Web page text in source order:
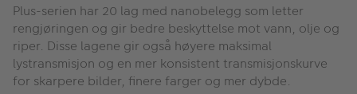
Plus-serien har 20 lag med nanobelegg som letter
rengjøringen og gir bedre beskyttelse mot vann, olje og
riper. Disse lagene gir også høyere maksimal
lystransmisjon og en mer konsistent transmisjonskurve
for skarpere bilder, finere farger og mer dybde.